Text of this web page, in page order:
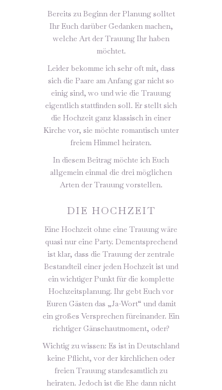
Bereits zu Beginn der Planung solltet
Ihr Euch darüber Gedanken machen,
welche Art der Trauung Ihr haben
möchtet.
Leider bekomme ich sehr oft mit, dass
sich die Paare am Anfang gar nicht so
einig sind, wo und wie die Trauung
eigentlich stattfinden soll. Er stellt sich
die Hochzeit ganz klassisch in einer
Kirche vor, sie möchte romantisch unter
freiem Himmel heiraten.
In diesem Beitrag möchte ich Euch
allgemein einmal die drei möglichen
Arten der Trauung vorstellen.
DIE HOCHZEIT
Eine Hochzeit ohne eine Trauung wäre
quasi nur eine Party. Dementsprechend
ist klar, dass die Trauung der zentrale
Bestandteil einer jeden Hochzeit ist und
ein wichtiger Punkt für die komplette
Hochzeitsplanung. Ihr gebt Euch vor
Euren Gästen das „Ja-Wort“ und damit
ein großes Versprechen füreinander. Ein
richtiger Gänsehautmoment, oder?
Wichtig zu wissen: Es ist in Deutschland
keine Pflicht, vor der kirchlichen oder
freien Trauung standesamtlich zu
heiraten. Jedoch ist die Ehe dann nicht